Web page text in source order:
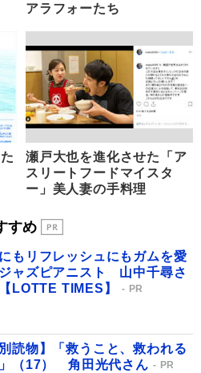
アラフォーたち
瀬戸大也を進化させた「ア
スリートフードマイスタ
ー」美人妻の手料理
すめ
もリフレッシュにもガムを愛
ャズピアニスト 山中千尋さ
LOTTE TIMES】
PR
別読物】「救うこと、救われる
（17） 角田光代さん
PR